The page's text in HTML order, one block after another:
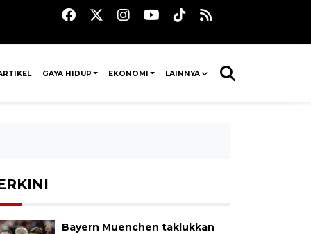
GAYA HIDUP EKONOMI LAINNYA
Bayern Muenchen taklukkan